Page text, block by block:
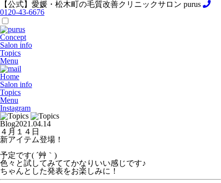
【公式】愛媛・松木町の毛質改善クリニックサロン purus
0120-43-6676
Concept
Salon info
Topics
Menu
Home
Salon info
Topics
Menu
Instagram
Blog2021.04.14
４月１４日
新アイテム登場！
予定です( ´艸｀)
色々と試してみててかなりいい感じです♪
ちゃんとした発表をお楽しみに！